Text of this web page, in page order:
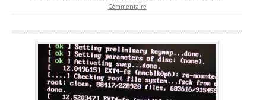
Commentaire